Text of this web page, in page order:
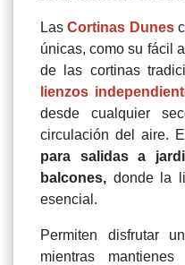
LasCortinas Dunes
únicas, como su fácil
de las cortinas
lienzos
desde cualquier
circulación del aire.
para salidas a
balcones, donde la
esencial.
Permiten disfrutar
mientras